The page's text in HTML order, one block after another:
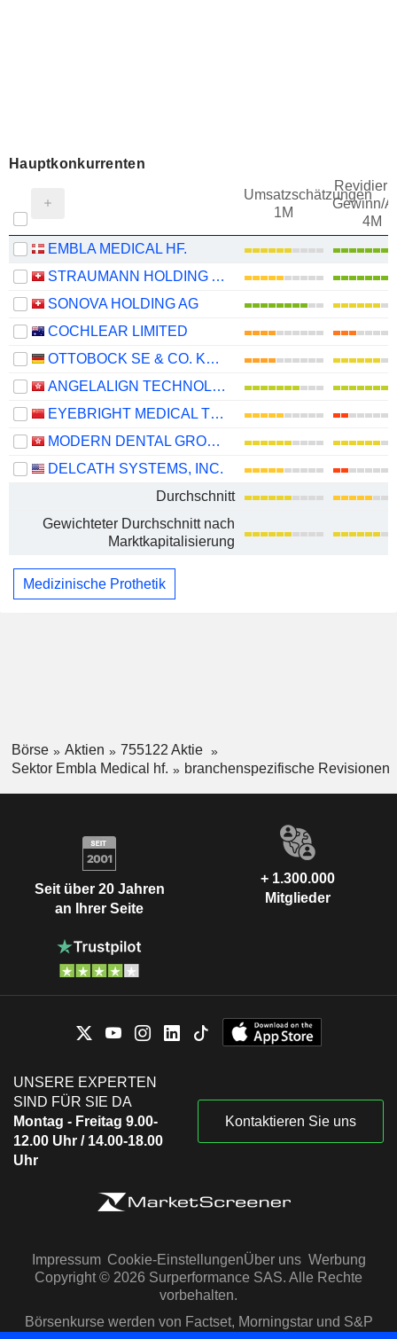
Hauptkonkurrenten
Umsatzschätzungen
1M
Gewinn/
4M
EMBLA MEDICAL HF.
STRAUMANN HOLDING AG
SONOVA HOLDING AG
COCHLEAR LIMITED
OTTOBOCK SE & CO. KGAA
ANGELALIGN TECHNOLOGY INC.
EYEBRIGHT MEDICAL TECHNOLOGY (BEIJING) CO., LTD.
MODERN DENTAL GROUP LIMITED
DELCATH SYSTEMS, INC.
Durchschnitt
Gewichteter Durchschnitt nach
Marktkapitalisierung
Medizinische Prothetik
Börse Aktien
755122 Aktie
Sektor Embla Medical hf.
branchenspezifische Revisionen
Seit über 20 Jahren
an Ihrer Seite
+ 1.300.000
Mitglieder
UNSERE EXPERTEN
SIND FÜR SIE DA
Montag - Freitag 9.00-
12.00 Uhr / 14.00-18.00
Uhr
Kontaktieren Sie uns
Impressum Cookie-EinstellungenÜber uns Werbung
Copyright © 2026 Surperformance SAS. Alle Rechte
vorbehalten.
Börsenkurse werden von Factset, Morningstar und S&P